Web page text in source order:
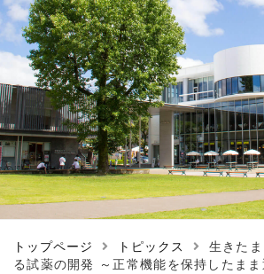
トップページ トピックス
生きた
る試薬の開発 ～正常機能を保持したま